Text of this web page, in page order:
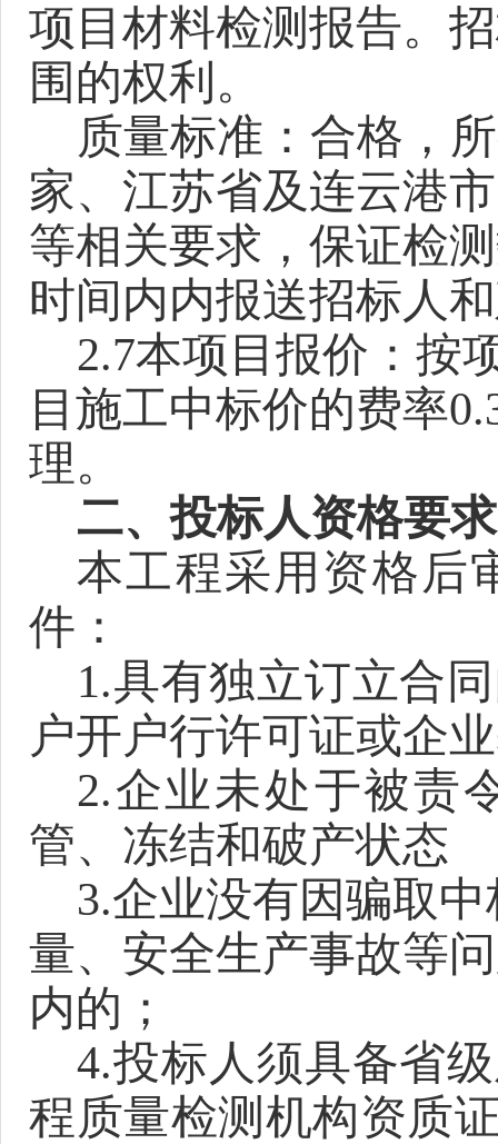
项目材料检测报告。
围的权利 。
质量标准： 合格，
家、江苏省及连云港
等相关要求，保证检
时间内内报送招标人
2.7本项目报价： 按
目施工中标价的费率
理。
二、投标人资格要求
本工程采用资格后
件：
1.具有独立订立合
户开户行许可证或企
2.企业未处于被责
管、冻结和破产状态
3.企业没有因骗取
量、安全生产事故等
内的；
4.投标人须具备省
程质量检测机构资质